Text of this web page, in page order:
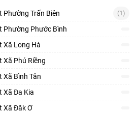
Phường Trấn Biên (1)
Phường Phước Bình
Xã Long Hà
Xã Phú Riềng
Xã Bình Tân
Xã Đa Kia
Xã Đăk Ơ